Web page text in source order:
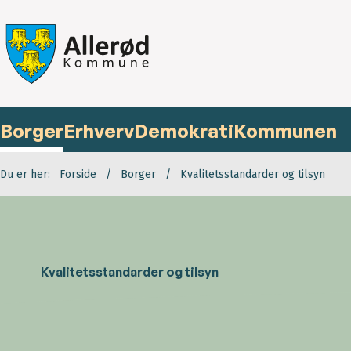
BorgerErhvervDemokratiKommunen
Du er her: Forside Borger Kvalitetsstandarder og tilsyn
Kvalitetsstandarder og tilsyn